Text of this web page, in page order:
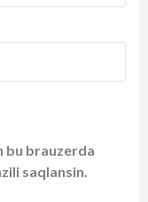
bu brauzerda
saqlansin.